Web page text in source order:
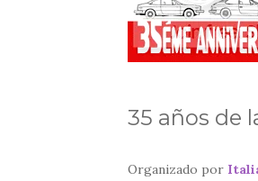
35 años de
Organizado por